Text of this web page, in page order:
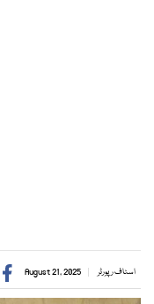
اسٹاف رپورٹر August 21, 2025